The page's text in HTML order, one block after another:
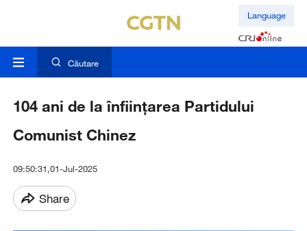
Language
Căutare
104 ani de la înființarea Partidului
Comunist Chinez
09:50:31,01-Jul-2025
Share